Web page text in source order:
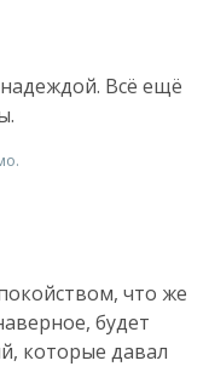
Всё ещё
что же
будет
которые давал